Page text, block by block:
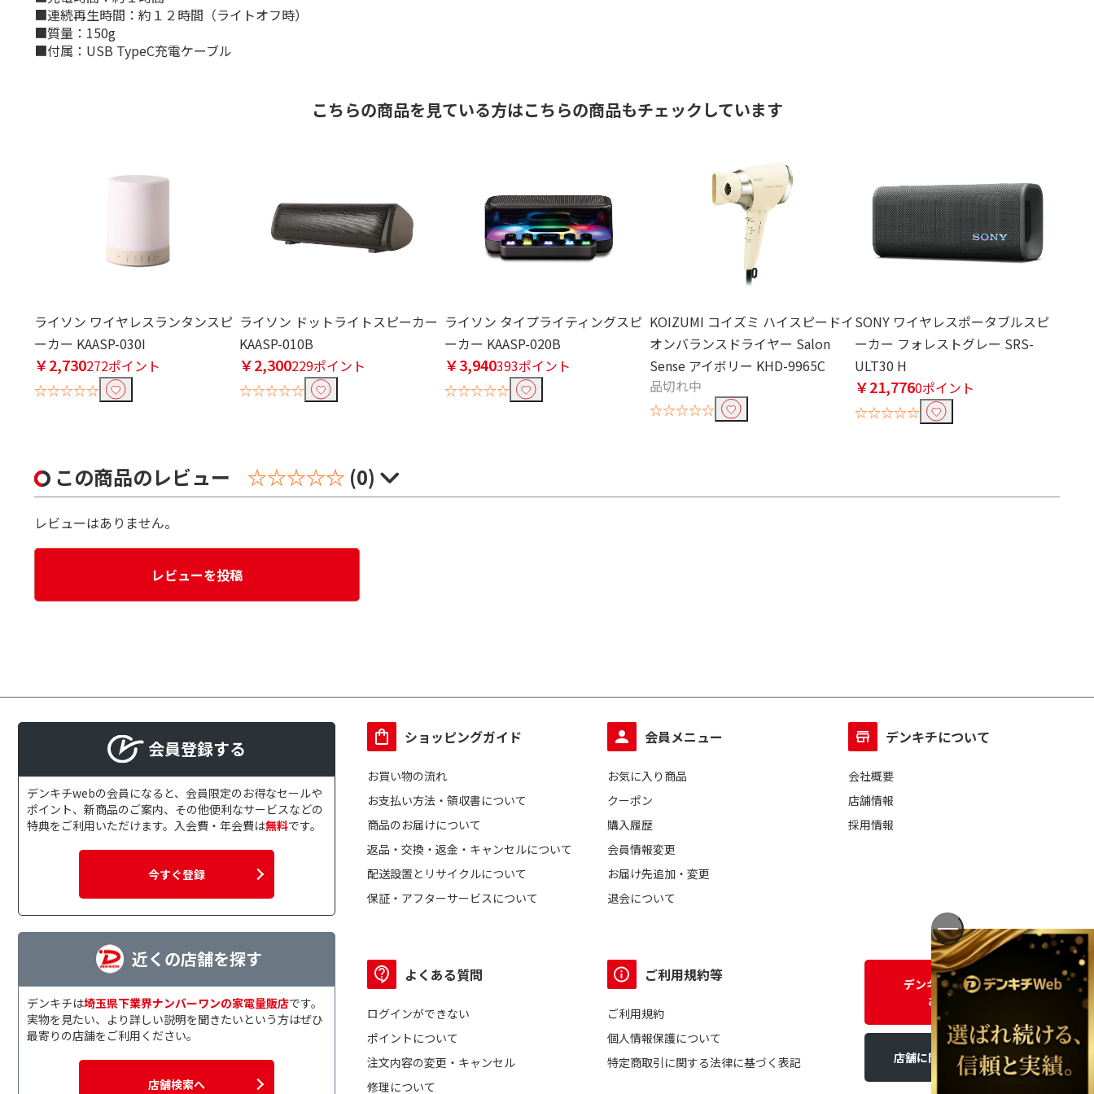
■連続再生時間：約１２時間（ライトオフ時）
■質量：150g
■付属：USB TypeC充電ケーブル
こちらの商品を見ている方はこちらの商品もチェックしています
ライソン ワイヤレスランタンスピ
ーカー KAASP-030I
￥2,730272ポイント
☆☆☆☆☆
ライソン ドットライトスピーカー
KAASP-010B
￥2,300229ポイント
☆☆☆☆☆
ライソン タイプライティングスピ
ーカー KAASP-020B
￥3,940393ポイント
☆☆☆☆☆
KOIZUMI コイズミ ハイスピードイ
オンバランスドライヤー Salon
Sense アイボリー KHD-9965C
品切れ中
☆☆☆☆☆
SONY ワイヤレスポータブルスピ
ーカー フォレストグレー SRS-
ULT30 H
￥21,7760ポイント
☆☆☆☆☆
この商品のレビュー ☆☆☆☆☆ (0)
レビューはありません。
レビューを投稿
会員登録する
デンキチwebの会員になると、会員限定のお得なセールや
ポイント、新商品のご案内、その他便利なサービスなどの
特典をご利用いただけます。入会費・年会費は無料です。
今すぐ登録
近くの店舗を探す
デンキチは埼玉県下業界ナンバーワンの家電量販店です。
実物を見たい、より詳しい説明を聞きたいという方はぜひ
最寄りの店舗をご利用ください。
店舗検索へ
ショッピングガイド
お買い物の流れ
お支払い方法・領収書について
商品のお届けについて
返品・交換・返金・キャンセルについて
配送設置とリサイクルについて
保証・アフターサービスについて
会員メニュー
お気に入り商品
クーポン
購入履歴
会員情報変更
お届け先追加・変更
退会について
デンキチについて
会社概要
店舗情報
採用情報
よくある質問
ログインができない
ポイントについて
注文内容の変更・キャンセル
修理について
ご利用規約等
ご利用規約
個人情報保護について
特定商取引に関する法律に基づく表記
デンキチWEBに関する
お問い合わせ
店舗に関するお問い合わせ